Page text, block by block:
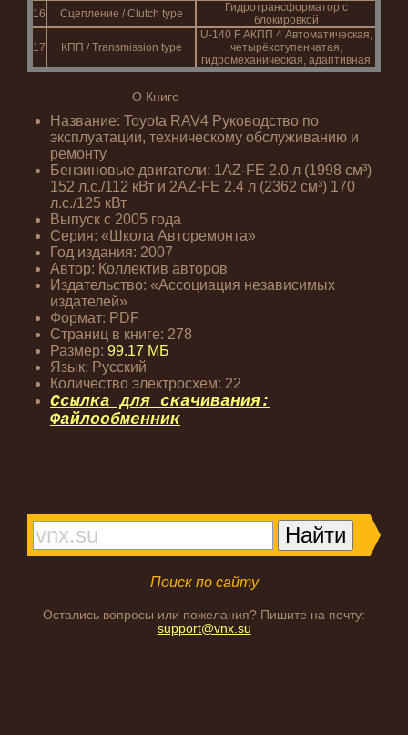
16 Сцепление / Clutch type
Гидротрансформатор с
блокировкой
17 КПП / Transmission type
U-140 F АКПП 4 Автоматическая,
четырёхступенчатая,
гидромеханическая, адаптивная
О Книге
Название: Toyota RAV4 Руководство по
эксплуатации, техническому обслуживанию и
ремонту
Бензиновые двигатели: 1AZ-FE 2.0 л (1998 см³)
152 л.с./112 кВт и 2AZ-FE 2.4 л (2362 см³) 170
л.с./125 кВт
Выпуск с 2005 года
Серия: «Школа Авторемонта»
Год издания: 2007
Автор: Коллектив авторов
Издательство: «Ассоциация независимых
издателей»
Формат: PDF
Страниц в книге: 278
Размер: 99.17 МБ
Язык: Русский
Количество электросхем: 22
Ссылка для скачивания:
Файлообменник
Поиск по сайту
Остались вопросы или пожелания? Пишите на почту:
support@vnx.su